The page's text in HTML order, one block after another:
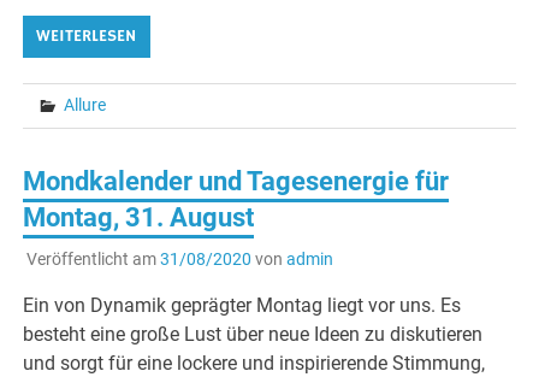
WEITERLESEN
Allure
Mondkalender und Tagesenergie für
Montag, 31. August
Veröffentlicht am31/08/2020 von admin
Ein von Dynamik geprägter Montag liegt vor uns. Es
besteht eine große Lust über neue Ideen zu diskutieren
und sorgt für eine lockere und inspirierende Stimmung,